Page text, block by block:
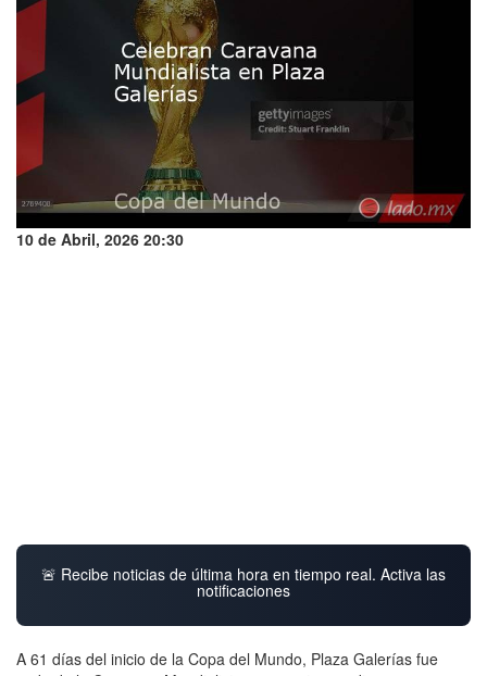
10 de Abril, 2026 20:30
🚨 Recibe noticias de última hora en tiempo real. Activa las
notificaciones
A 61 días del inicio de la Copa del Mundo, Plaza Galerías fue